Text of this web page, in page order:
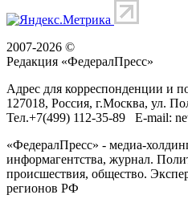
2007-2026 ©
Редакция «ФедералПресс»
Адрес для корреспонденции и
127018, Россия, г.Москва, ул.
Тел.+7(499) 112-35-89 E-mail:
«ФедералПресс» - медиа-
информагентства, журнал.
происшествия, общество.
регионов РФ